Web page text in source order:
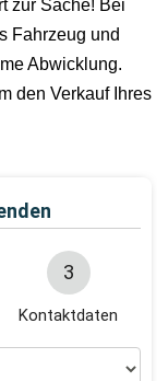
zur Sache! Bei
Fahrzeug und
Abwicklung.
den Verkauf Ihres